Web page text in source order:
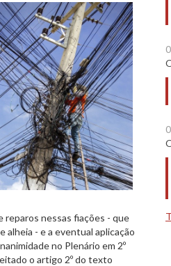
reparos nessas fiações - que
- e a eventual aplicação
no Plenário em 2º
o artigo 2º do texto